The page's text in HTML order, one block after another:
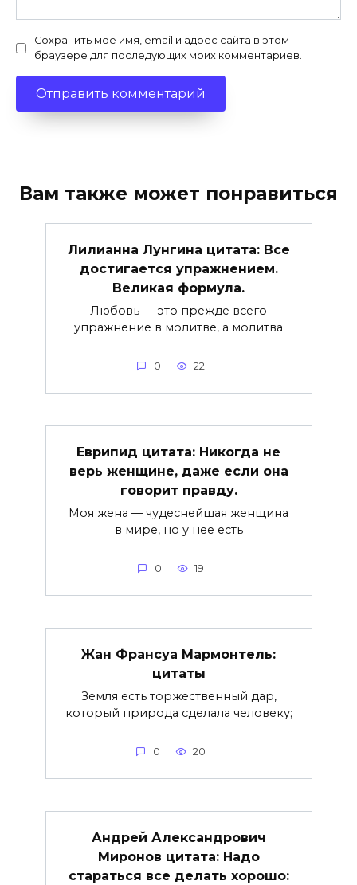
Сохранить моё имя, email и адрес сайта в этом
браузере для последующих моих комментариев.
Вам также может понравиться
Лилианна Лунгина цитата: Все
достигается упражнением.
Великая формула.
Любовь — это прежде всего
упражнение в молитве, а молитва
0 22
Еврипид цитата: Никогда не
верь женщине, даже если она
говорит правду.
Моя жена — чудеснейшая женщина
в мире, но у нее есть
0 19
Жан Франсуа Мармонтель:
цитаты
Земля есть торжественный дар,
который природа сделала человеку;
0 20
Андрей Александрович
Миронов цитата: Надо
стараться все делать хорошо: